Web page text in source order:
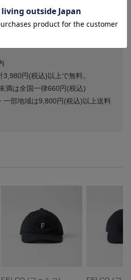
多少の誤差の可能性はございます。
3,980円(税込)以上で無料。
満は全国一律660円(税込)
一部地域は9,800円(税込)以上送料